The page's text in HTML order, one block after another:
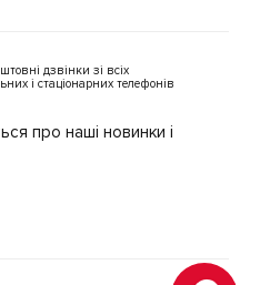
дзвінки зі всіх
і стаціонарних телефонів
про наші новинки і